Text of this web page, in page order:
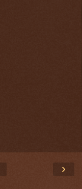
›